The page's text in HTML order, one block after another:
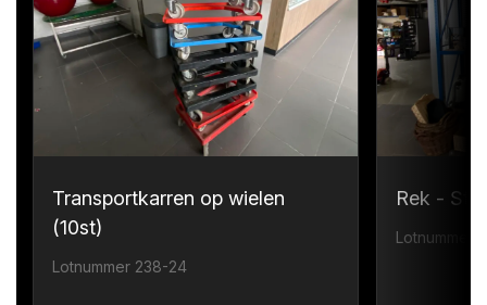
Transportkarren op wielen
(10st)
Lotnummer 238-24
Rek -
Lotnummer